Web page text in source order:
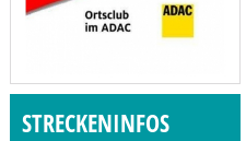
STRECKENINFOS